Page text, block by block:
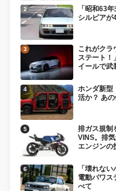
「昭和63
シルビアが
これがクラ
ステート！
イールで武
ホンダ新型
活か？ あ
排ガス規制
VINS。排
エンジンの
「壊れな
電動パワス
べて